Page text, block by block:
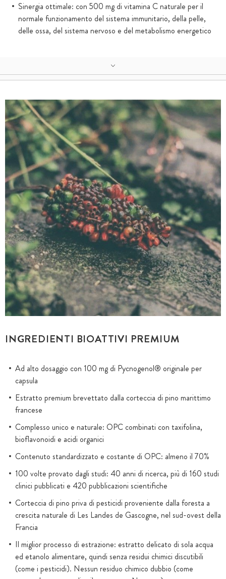
Sinergia ottimale: con 500 mg di vitamina C naturale per il
normale funzionamento del sistema immunitario, della pelle,
delle ossa, del sistema nervoso e del metabolismo energetico
INGREDIENTI BIOATTIVI PREMIUM
Ad alto dosaggio con 100 mg di Pycnogenol® originale per
capsula
Estratto premium brevettato dalla corteccia di pino marittimo
francese
Complesso unico e naturale: OPC combinati con taxifolina,
bioflavonoidi e acidi organici
Contenuto standardizzato e costante di OPC: almeno il 70%
100 volte provato dagli studi: 40 anni di ricerca, più di 160 studi
clinici pubblicati e 420 pubblicazioni scientifiche
Corteccia di pino priva di pesticidi proveniente dalla foresta a
crescita naturale di Les Landes de Gascogne, nel sud-ovest della
Francia
Il miglior processo di estrazione: estratto delicato di sola acqua
ed etanolo alimentare, quindi senza residui chimici discutibili
(come i pesticidi). Nessun residuo chimico dubbio (come